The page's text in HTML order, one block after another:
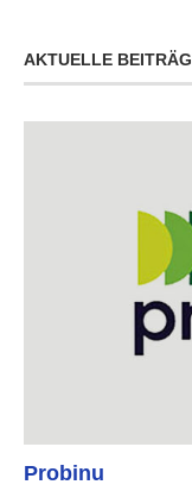
AKTUELLE
Probinu